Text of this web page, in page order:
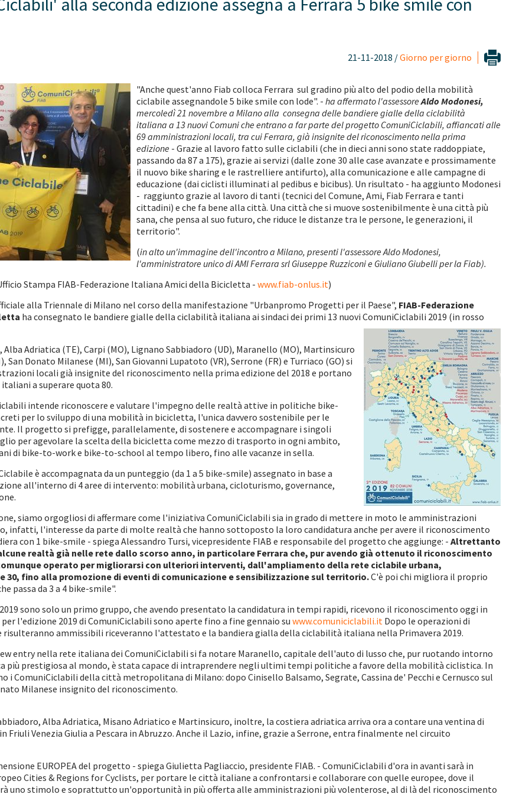
21-11-2018 /Giorno per giorno
"Anche quest'anno Fiab colloca Ferrara sul gradino più alto del podio della mobilità
ciclabile assegnandole 5 bike smile con lode". - ha affermato l'assessoreAldo Modonesi,
mercoledì 21 novembre a Milano alla consegna delle bandiere gialle della ciclabilità
italiana a 13 nuovi Comuni che entrano a far parte del progetto ComuniCiclabili, affiancati alle
69 amministrazioni locali, tra cui Ferrara, già insignite del riconoscimento nella prima
edizione - Grazie al lavoro fatto sulle ciclabili (che in dieci anni sono state raddoppiate,
passando da 87 a 175), grazie ai servizi (dalle zone 30 alle case avanzate e prossimamente
il nuovo bike sharing e le rastrelliere antifurto), alla comunicazione e alle campagne di
educazione (dai ciclisti illuminati al pedibus e bicibus). Un risultato - ha aggiunto Modonesi
- raggiunto grazie al lavoro di tanti (tecnici del Comune, Ami, Fiab Ferrara e tanti
cittadini) e che fa bene alla città. Una città che si muove sostenibilmente è una città più
sana, che pensa al suo futuro, che riduce le distanze tra le persone, le generazioni, il
territorio".
(in alto un'immagine dell'incontro a Milano, presenti l'assessore Aldo Modonesi,
l'amministratore unico di AMI Ferrara srl Giuseppe Ruzziconi e Giuliano Giubelli per la Fiab).
Stampa FIAB-Federazione Italiana Amici della Bicicletta - www.fiab-onlus.it)
alla Triennale di Milano nel corso della manifestazione "Urbanpromo Progetti per il Paese", FIAB-Federazione
ha consegnato le bandiere gialle della ciclabilità italiana ai sindaci dei primi 13 nuovi ComuniCiclabili 2019 (in rosso
Alba Adriatica (TE), Carpi (MO), Lignano Sabbiadoro (UD), Maranello (MO), Martinsicuro
San Donato Milanese (MI), San Giovanni Lupatoto (VR), Serrone (FR) e Turriaco (GO) si
locali già insignite del riconoscimento nella prima edizione del 2018 e portano
a superare quota 80.
intende riconoscere e valutare l'impegno delle realtà attive in politiche bike-
per lo sviluppo di una mobilità in bicicletta, l'unica davvero sostenibile per le
Il progetto si prefigge, parallelamente, di sostenere e accompagnare i singoli
per agevolare la scelta della bicicletta come mezzo di trasporto in ogni ambito,
di bike-to-work e bike-to-school al tempo libero, fino alle vacanze in sella.
è accompagnata da un punteggio (da 1 a 5 bike-smile) assegnato in base a
all'interno di 4 aree di intervento: mobilità urbana, cicloturismo, governance,
siamo orgogliosi di affermare come l'iniziativa ComuniCiclabili sia in grado di mettere in moto le amministrazioni
infatti, l'interesse da parte di molte realtà che hanno sottoposto la loro candidatura anche per avere il riconoscimento
con 1 bike-smile - spiega Alessandro Tursi, vicepresidente FIAB e responsabile del progetto che aggiunge: - Altrettanto
realtà già nelle rete dallo scorso anno, in particolare Ferrara che, pur avendo già ottenuto il riconoscimento
operato per migliorarsi con ulteriori interventi, dall'ampliamento della rete ciclabile urbana,
30, fino alla promozione di eventi di comunicazione e sensibilizzazione sul territorio.C'è poi chi migliora il proprio
passa da 3 a 4 bike-smile".
sono solo un primo gruppo, che avendo presentato la candidatura in tempi rapidi, ricevono il riconoscimento oggi in
l'edizione 2019 di ComuniCiclabili sono aperte fino a fine gennaio su www.comuniciclabili.it Dopo le operazioni di
risulteranno ammissibili riceveranno l'attestato e la bandiera gialla della ciclabilità italiana nella Primavera 2019.
entry nella rete italiana dei ComuniCiclabili si fa notare Maranello, capitale dell'auto di lusso che, pur ruotando intorno
più prestigiosa al mondo, è stata capace di intraprendere negli ultimi tempi politiche a favore della mobilità ciclistica. In
i ComuniCiclabili della città metropolitana di Milano: dopo Cinisello Balsamo, Segrate, Cassina de' Pecchi e Cernusco sul
Milanese insignito del riconoscimento.
Alba Adriatica, Misano Adriatico e Martinsicuro, inoltre, la costiera adriatica arriva ora a contare una ventina di
Friuli Venezia Giulia a Pescara in Abruzzo. Anche il Lazio, infine, grazie a Serrone, entra finalmente nel circuito
EUROPEA del progetto - spiega Giulietta Pagliaccio, presidente FIAB. - ComuniCiclabili d'ora in avanti sarà in
Cities & Regions for Cyclists, per portare le città italiane a confrontarsi e collaborare con quelle europee, dove il
uno stimolo e soprattutto un'opportunità in più offerta alle amministrazioni più volenterose, al di là del riconoscimento